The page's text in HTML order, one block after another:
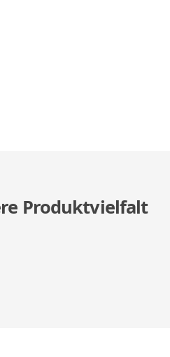
Produktvielfalt